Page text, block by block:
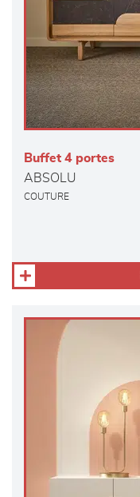
Buffet 4 portes
ABSOLU
COUTURE